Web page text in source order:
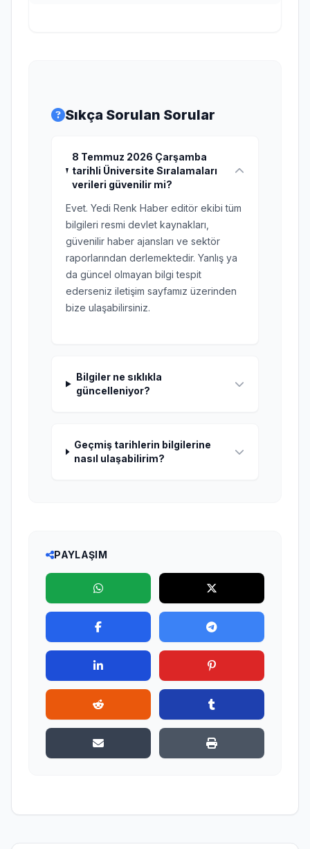
Sıkça Sorulan Sorular
8 Temmuz 2026 Çarşamba
tarihli Üniversite Sıralamaları
verileri güvenilir mi?
Evet. Yedi Renk Haber editör ekibi tüm
bilgileri resmi devlet kaynakları,
güvenilir haber ajansları ve sektör
raporlarından derlemektedir. Yanlış ya
da güncel olmayan bilgi tespit
ederseniz iletişim sayfamız üzerinden
bize ulaşabilirsiniz.
Bilgiler ne sıklıkla
güncelleniyor?
Geçmiş tarihlerin bilgilerine
nasıl ulaşabilirim?
PAYLAŞIM